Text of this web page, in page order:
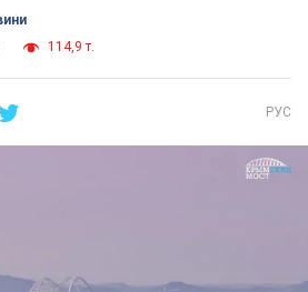
114,9 т.
РУС